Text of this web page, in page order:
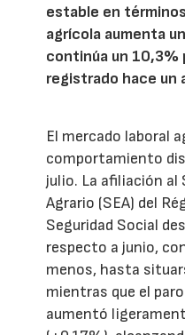
estable en
agrícola aumenta
continúa un 10,3%
registrado hace un
El mercado laboral
comportamiento
julio. La afiliación al
Agrario (SEA) del
Seguridad Social
respecto a junio,
menos, hasta
mientras que el
aumentó